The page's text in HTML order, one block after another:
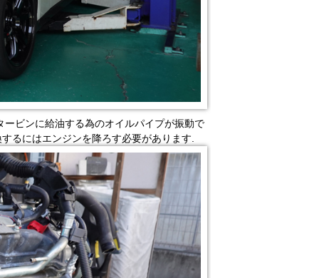
ビンに給油する為のオイルパイプが振動で
るにはエンジンを降ろす必要があります.